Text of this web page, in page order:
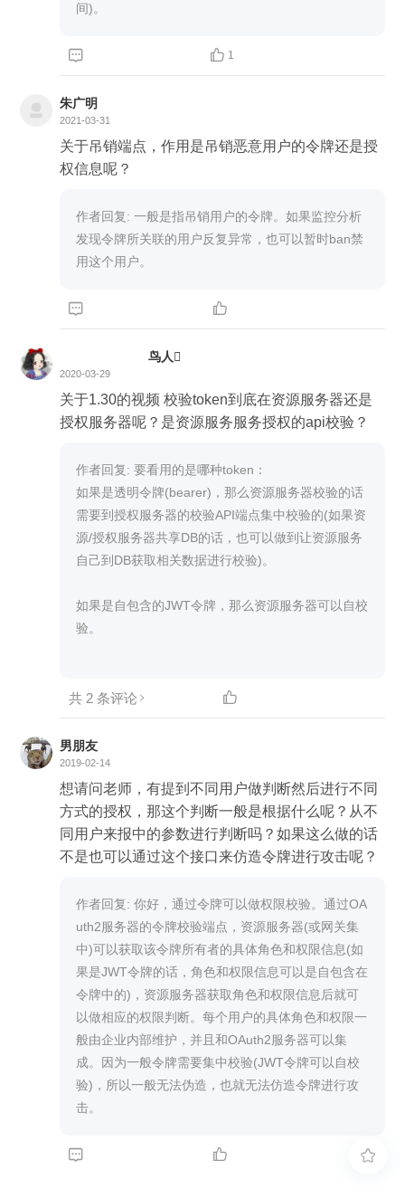
间)。
  1
朱广明
2021-03-31
关于吊销端点，作用是吊销恶意用户的令牌还是授
权信息呢？
作者回复: 一般是指吊销用户的令牌。如果监控分析
发现令牌所关联的用户反复异常，也可以暂时ban禁
用这个用户。
 
鸟人
2020-03-29
关于1.30的视频 校验token到底在资源服务器还是
授权服务器呢？是资源服务服务授权的api校验？
作者回复: 要看用的是哪种token：
如果是透明令牌(bearer)，那么资源服务器校验的话
需要到授权服务器的校验API端点集中校验的(如果资
源/授权服务器共享DB的话，也可以做到让资源服务
自己到DB获取相关数据进行校验)。
如果是自包含的JWT令牌，那么资源服务器可以自校
验。
共 2 条评论 
男朋友
2019-02-14
想请问老师，有提到不同用户做判断然后进行不同
方式的授权，那这个判断一般是根据什么呢？从不
同用户来报中的参数进行判断吗？如果这么做的话
不是也可以通过这个接口来仿造令牌进行攻击呢？
作者回复: 你好，通过令牌可以做权限校验。通过OA
uth2服务器的令牌校验端点，资源服务器(或网关集
中)可以获取该令牌所有者的具体角色和权限信息(如
果是JWT令牌的话，角色和权限信息可以是自包含在
令牌中的)，资源服务器获取角色和权限信息后就可
以做相应的权限判断。每个用户的具体角色和权限一
般由企业内部维护，并且和OAuth2服务器可以集
成。因为一般令牌需要集中校验(JWT令牌可以自校
验)，所以一般无法伪造，也就无法仿造令牌进行攻
击。
  